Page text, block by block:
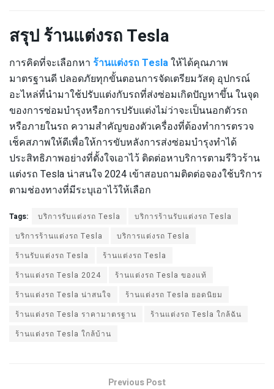
สรุป ร้านแต่งรถ Tesla
การคิดที่จะเลือกหา ร้านแต่งรถ Teslaให้ได้คุณภาพ
มาตรฐานดี ปลอดภัยทุกขั้นตอนการจัดเตรียมวัสดุ อุปกรณ์
อะไหล่ที่นำมาใช้ปรับแต่งกับรถที่ส่งซ่อมเกิดปัญหาขึ้น ในจุด
ของการซ่อมบำรุงหรือการปรับแต่งไม่ว่าจะเป็นนอกตัวรถ
หรือภายในรถ ความสำคัญของตัวเครื่องที่ต้องทำการตรวจ
เช็คสภาพให้ดีเพื่อให้การขับหลังการส่งซ่อมบำรุงทำได้
ประสิทธิภาพอย่างที่ตั้งใจเอาไว้ ติดต่อหาบริการตามรีวิวร้าน
แต่งรถ Tesla น่าสนใจ 2024 เข้าสอบถามติดต่อจองใช้บริการ
ตามช่องทางที่มีระบุเอาไว้ให้เลือก
Tags: บริการรับแต่งรถ Tesla
บริการร้านรับแต่งรถ Tesla
บริการร้านแต่งรถ Tesla
บริการแต่งรถ Tesla
ร้านรับแต่งรถ Tesla
ร้านแต่งรถ Tesla
ร้านแต่งรถ Tesla 2024
ร้านแต่งรถ Tesla ของแท้
ร้านแต่งรถ Tesla น่าสนใจ
ร้านแต่งรถ Tesla ยอดนิยม
ร้านแต่งรถ Tesla ราคามาตรฐาน
ร้านแต่งรถ Tesla ใกล้ฉัน
ร้านแต่งรถ Tesla ใกล้บ้าน
Previous Post